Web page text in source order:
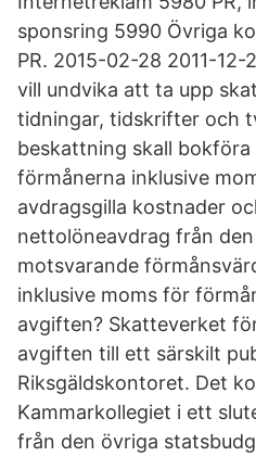
sponsring 5990 Övriga
PR. 2015-02-28 2011-
vill undvika att ta upp
tidningar, tidskrifter och
beskattning skall
förmånerna inklusive
avdragsgilla kostnader
nettolöneavdrag från
motsvarande
inklusive moms för
avgiften? Skatteverket
avgiften till ett särskilt
Riksgäldskontoret. Det
Kammarkollegiet i ett
från den övriga